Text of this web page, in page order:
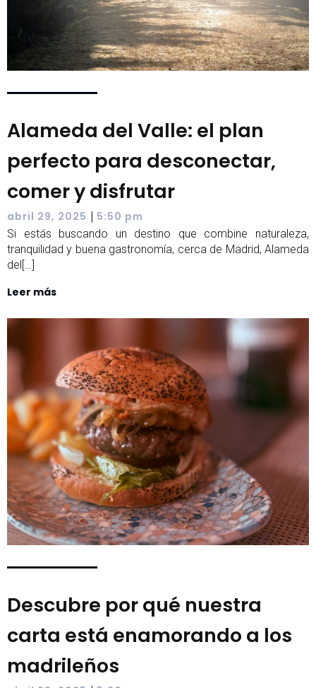
Alameda del Valle: el plan
perfecto para desconectar,
comer y disfrutar
abril 29, 2025 | 5:50 pm
Si estás buscando un destino que combine naturaleza,
tranquilidad y buena gastronomía, cerca de Madrid, Alameda
del[…]
Leer más
Descubre por qué nuestra
carta está enamorando a los
madrileños